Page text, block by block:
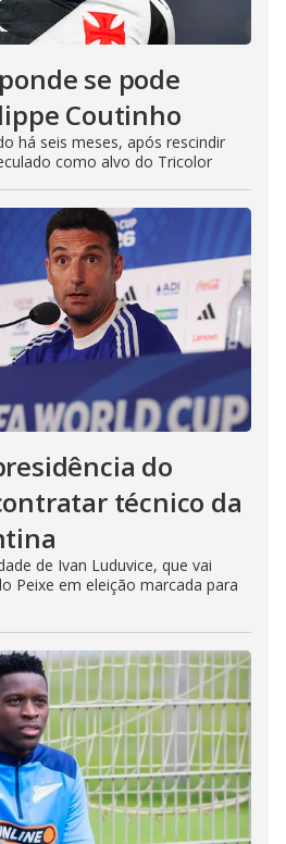
se pode
Coutinho
há seis meses, após rescindir
como alvo do Tricolor
do
técnico da
de Ivan Luduvice, que vai
Peixe em eleição marcada para